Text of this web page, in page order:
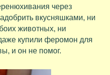
через
вкусняшками, ни
животных, ни
купили феромон для
и он не помог.